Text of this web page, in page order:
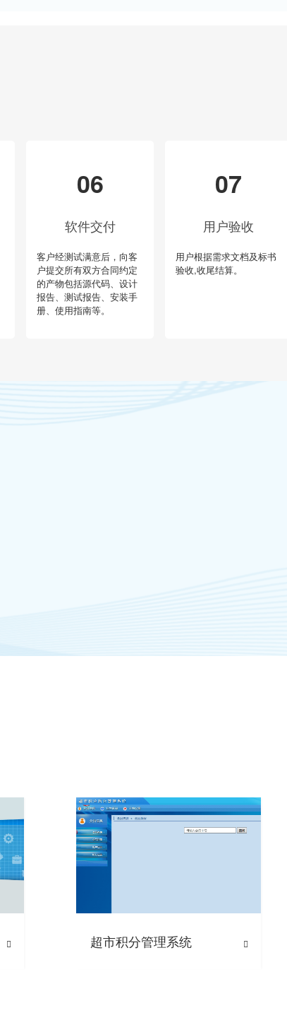
06
软件交付
客户经测试满意后，向客
户提交所有双方合同约定
的产物包括源代码、设计
报告、测试报告、安装手
册、使用指南等。
07
用户验收
用户根据需求文档及标书
验收,收尾结算。
超市积分管理系统